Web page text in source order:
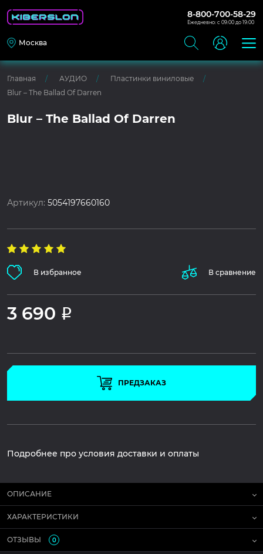
8-800-700-58-29
Ежедневно: с 09:00 до 19:00
Москва
Главная АУДИО
Пластинки виниловые
Blur – The Ballad Of Darren
Blur – The Ballad Of Darren
Артикул:5054197660160
В избранное В сравнение
3 690 Р
ПРЕДЗАКАЗ
Подробнее про условия доставки и оплаты
ОПИСАНИЕ
ХАРАКТЕРИСТИКИ
ОТЗЫВЫ 0